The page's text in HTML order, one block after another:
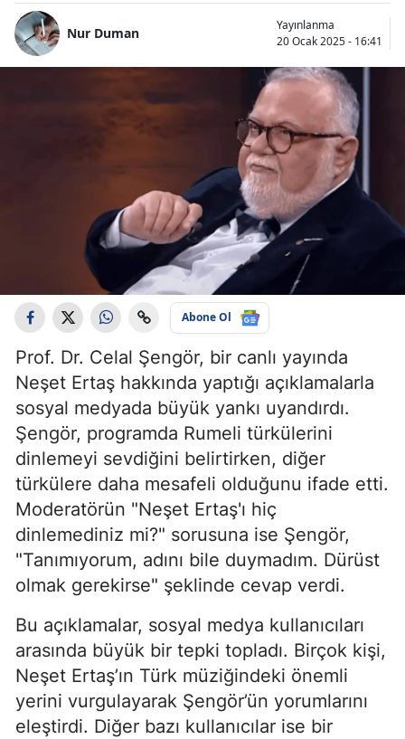
Nur Duman
Yayınlanma
20 Ocak 2025 - 16:41
Abone Ol
Prof. Dr. Celal Şengör, bir canlı yayında
Neşet Ertaş hakkında yaptığı açıklamalarla
sosyal medyada büyük yankı uyandırdı.
Şengör, programda Rumeli türkülerini
dinlemeyi sevdiğini belirtirken, diğer
türkülere daha mesafeli olduğunu ifade etti.
Moderatörün "Neşet Ertaş'ı hiç
dinlemediniz mi?" sorusuna ise Şengör,
"Tanımıyorum, adını bile duymadım. Dürüst
olmak gerekirse" şeklinde cevap verdi.
Bu açıklamalar, sosyal medya kullanıcıları
arasında büyük bir tepki topladı. Birçok kişi,
Neşet Ertaş’ın Türk müziğindeki önemli
yerini vurgulayarak Şengör’ün yorumlarını
eleştirdi. Diğer bazı kullanıcılar ise bir